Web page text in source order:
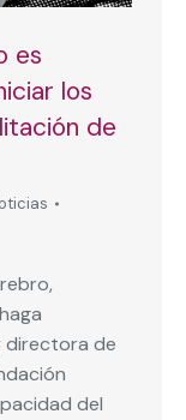
es
los
de
directora de
del